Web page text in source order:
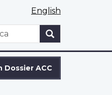
English
Dossier ACC